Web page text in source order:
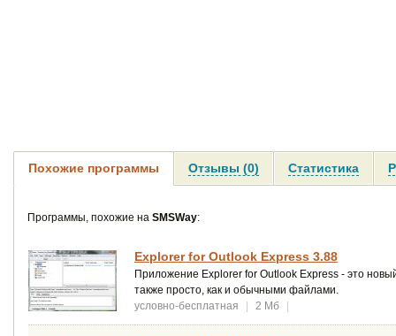
Похожие программы Отзывы (0) Статистика
Программы, похожие на SMSWay:
Explorer for Outlook Express 3.88
Приложение Explorer for Outlook Express - это
также просто, как и обычными файлами.
условно-бесплатная
| 2 Мб |